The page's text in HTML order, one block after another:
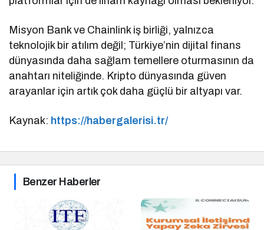
Misyon Bank ve Chainlink iş birliği, yalnızca
teknolojik bir atılım değil; Türkiye’nin dijital finans
dünyasında daha sağlam temellere oturmasının da
anahtarı niteliğinde. Kripto dünyasında güven
arayanlar için artık çok daha güçlü bir altyapı var.
Kaynak: https://habergalerisi.tr/
Benzer Haberler